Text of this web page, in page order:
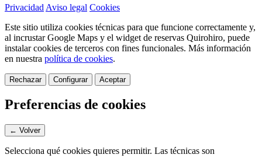
Privacidad Aviso legal Cookies
Este sitio utiliza cookies técnicas para que funcione correctamente y,
al incrustar Google Maps y el widget de reservas Quirohiro, puede
instalar cookies de terceros con fines funcionales. Más información
en nuestra política de cookies.
Rechazar Configurar Aceptar
Preferencias de cookies
← Volver
Selecciona qué cookies quieres permitir. Las técnicas son